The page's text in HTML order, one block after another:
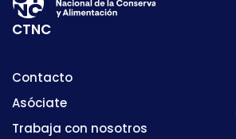
CTNC
Contacto
Asóciate
Trabaja con nosotros